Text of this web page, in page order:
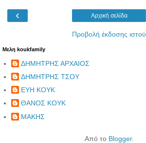
‹ Αρχική σελίδα
Προβολή έκδοσης ιστού
Μελη koukfamily
ΔΗΜΗΤΡΗΣ ΑΡΧΑΙΟΣ
ΔΗΜΗΤΡΗΣ ΤΣΟΥ
ΕΥΗ ΚΟΥΚ
ΘΑΝΟΣ ΚΟΥΚ
ΜΑΚΗΣ
Από το Blogger.